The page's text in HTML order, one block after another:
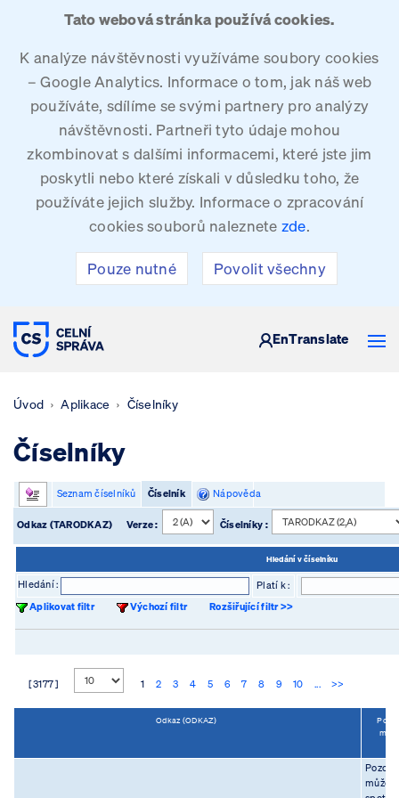
Tato webová stránka používá cookies.
K analýze návštěvnosti využíváme soubory cookies
– Google Analytics. Informace o tom, jak náš web
používáte, sdílíme se svými partnery pro analýzy
návštěvnosti. Partneři tyto údaje mohou
zkombinovat s dalšími informacemi, které jste jim
poskytli nebo které získali v důsledku toho, že
používáte jejich služby. Informace o zpracování
cookies souborů naleznete zde.
Pouze nutné Povolit všechny
CELNÍ SPRÁVA ČESKÉ REPUBLIKY
EnTranslate
Úvod Aplikace Číselníky
Číselníky
Seznam číselníků Číselník Nápověda
Odkaz (TARODKAZ) Verze : Číselníky :
Hledání v číselníku
Hledání :
Platí k :
Aplikovat filtr
Výchozí filtr Rozšiřující filtr >>
[ 3177 ] 1 2 3 4 5 6 7 8 9 10 ... >>
Odkaz (ODKAZ)
Pozor!
může